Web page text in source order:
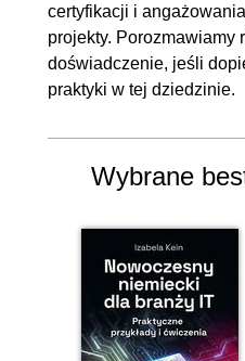
certyfikacji i
projekty. Porozmawiamy
doświadczenie, jeśli
praktyki w tej dziedzinie.
Wybrane